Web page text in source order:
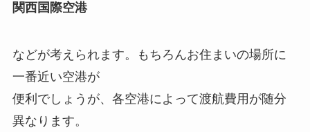
関西国際空港
などが考えられます。もちろんお住まいの場所に
一番近い空港が
便利でしょうが、各空港によって渡航費用が随分
異なります。